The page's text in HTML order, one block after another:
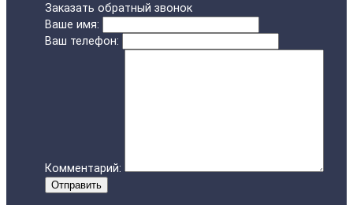
Заказать обратный звонок
Ваше имя:
Ваш телефон:
Комментарий:
Отправить